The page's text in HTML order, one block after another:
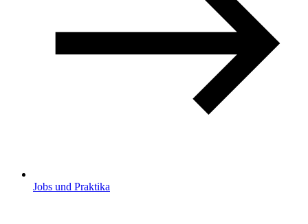
Jobs und Praktika